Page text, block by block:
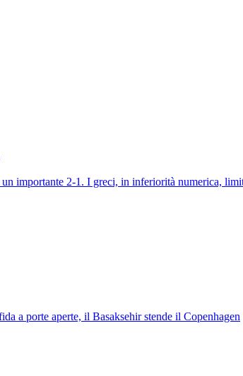
importante 2-1. I greci, in inferiorità numerica,
a porte aperte, il Basaksehir stende il Copenhagen